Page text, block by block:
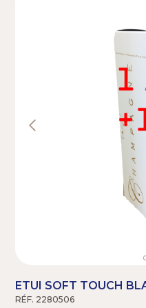
ETUI SOFT TOUCH
RÉF. 2280506